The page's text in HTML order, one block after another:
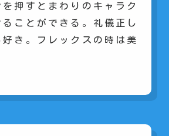
押すとまわりのキャラク
ことができる。礼儀正し
好き。フレックスの時は美